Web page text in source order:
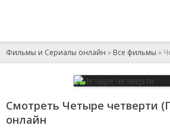
Фильмы и Сериалы онлайн » Все фильмы »
Смотреть Четыре четверти
онлайн